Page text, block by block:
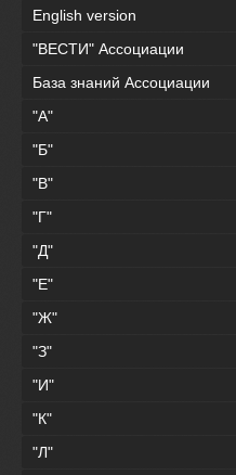
English version
"ВЕСТИ" Ассоциации
База знаний Ассоциации
"А"
"Б"
"В"
"Г"
"Д"
"Е"
"Ж"
"З"
"И"
"К"
"Л"